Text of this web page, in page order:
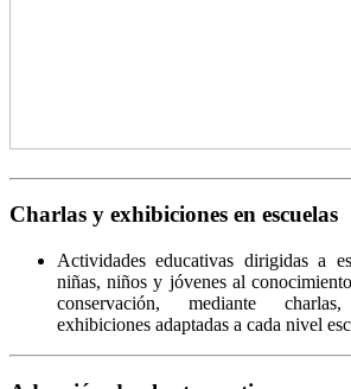
Charlas y exhibiciones en escuelas
Actividades educativas dirigidas a
niñas, niños y jóvenes al
conservación, mediante
exhibiciones adaptadas a cada nivel